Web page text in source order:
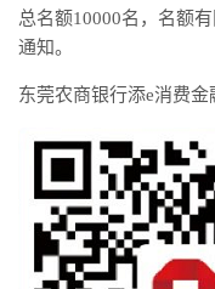
总名额10000名，名额
通知。
东莞农商银行添e消费金